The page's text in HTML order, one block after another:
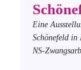
Eine
Schönefeld in
NS-